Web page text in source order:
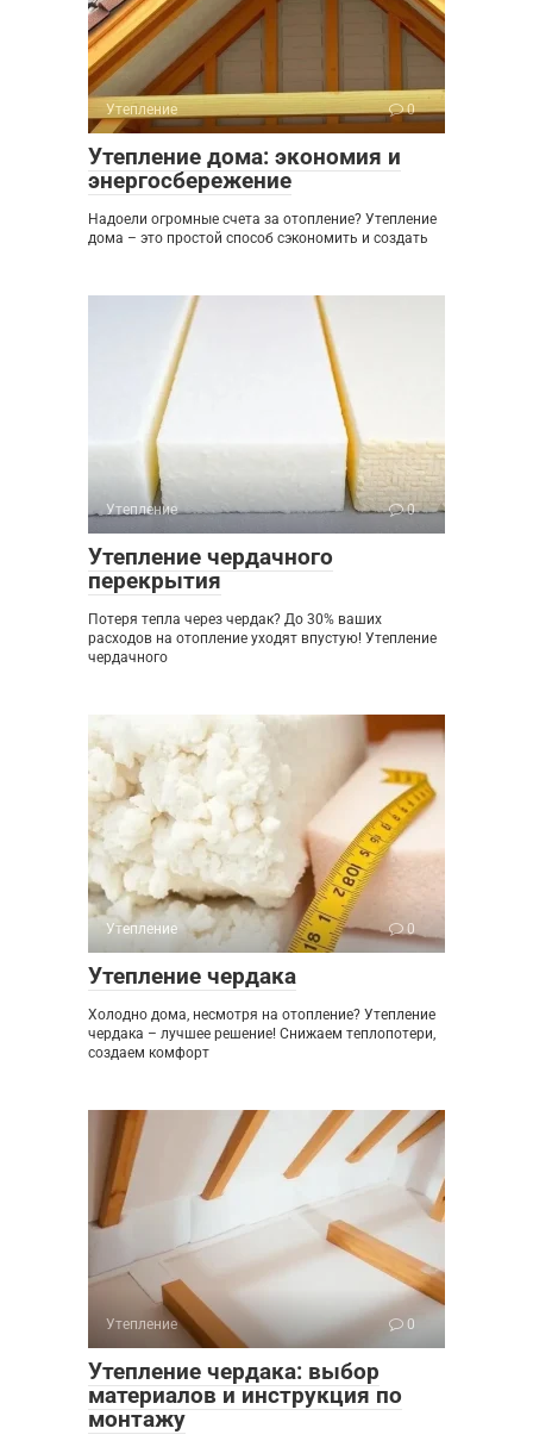
Утепление 0
Утепление дома: экономия и
энергосбережение
Надоели огромные счета за отопление? Утепление
дома – это простой способ сэкономить и создать
Утепление 0
Утепление чердачного
перекрытия
Потеря тепла через чердак? До 30% ваших
расходов на отопление уходят впустую! Утепление
чердачного
Утепление 0
Утепление чердака
Холодно дома, несмотря на отопление? Утепление
чердака – лучшее решение! Снижаем теплопотери,
создаем комфорт
Утепление 0
Утепление чердака: выбор
материалов и инструкция по
монтажу